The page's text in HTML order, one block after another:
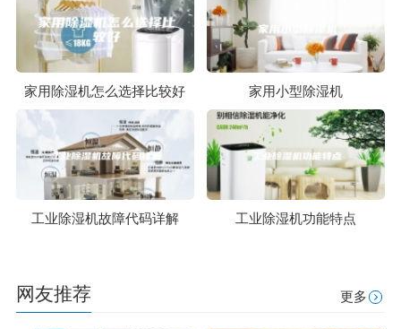
家用除湿机怎么选择比较好 家用小型除湿机
工业除湿机故障代码详解 工业除湿机功能特点
网友推荐 更多